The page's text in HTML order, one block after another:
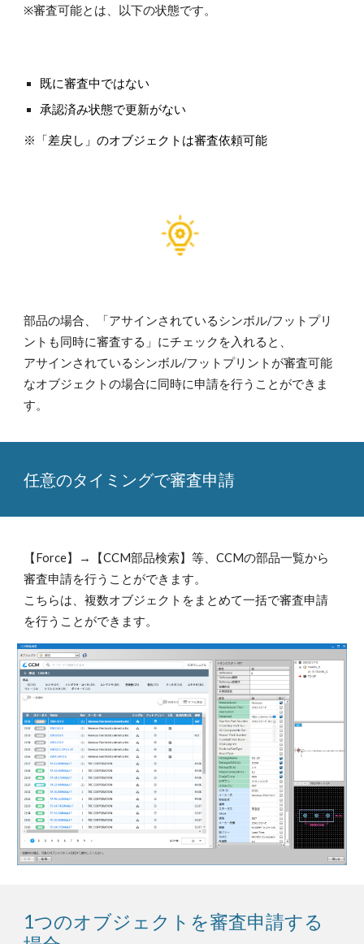
※審査可能とは、以下の状態です。
既に審査中ではない
承認済み状態で更新がない
※「差戻し」のオブジェクトは審査依頼可能
部品の場合、「アサインされているシンボル/フットプリ
ントも同時に審査する」にチェックを入れると、
アサインされているシンボル/フットプリントが審査可能
なオブジェクトの場合に同時に申請を行うことができま
す。
任意のタイミングで審査申請
【Force】→【CCM部品検索】等、CCMの部品一覧から
審査申請を行うことができます。
こちらは、複数オブジェクトをまとめて一括で審査申請
を行うことができます。
1つのオブジェクトを審査申請する